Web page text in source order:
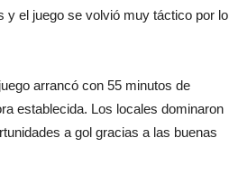
y el juego se volvió muy táctico por lo
arrancó con 55 minutos de
establecida. Los locales dominaron
a gol gracias a las buenas